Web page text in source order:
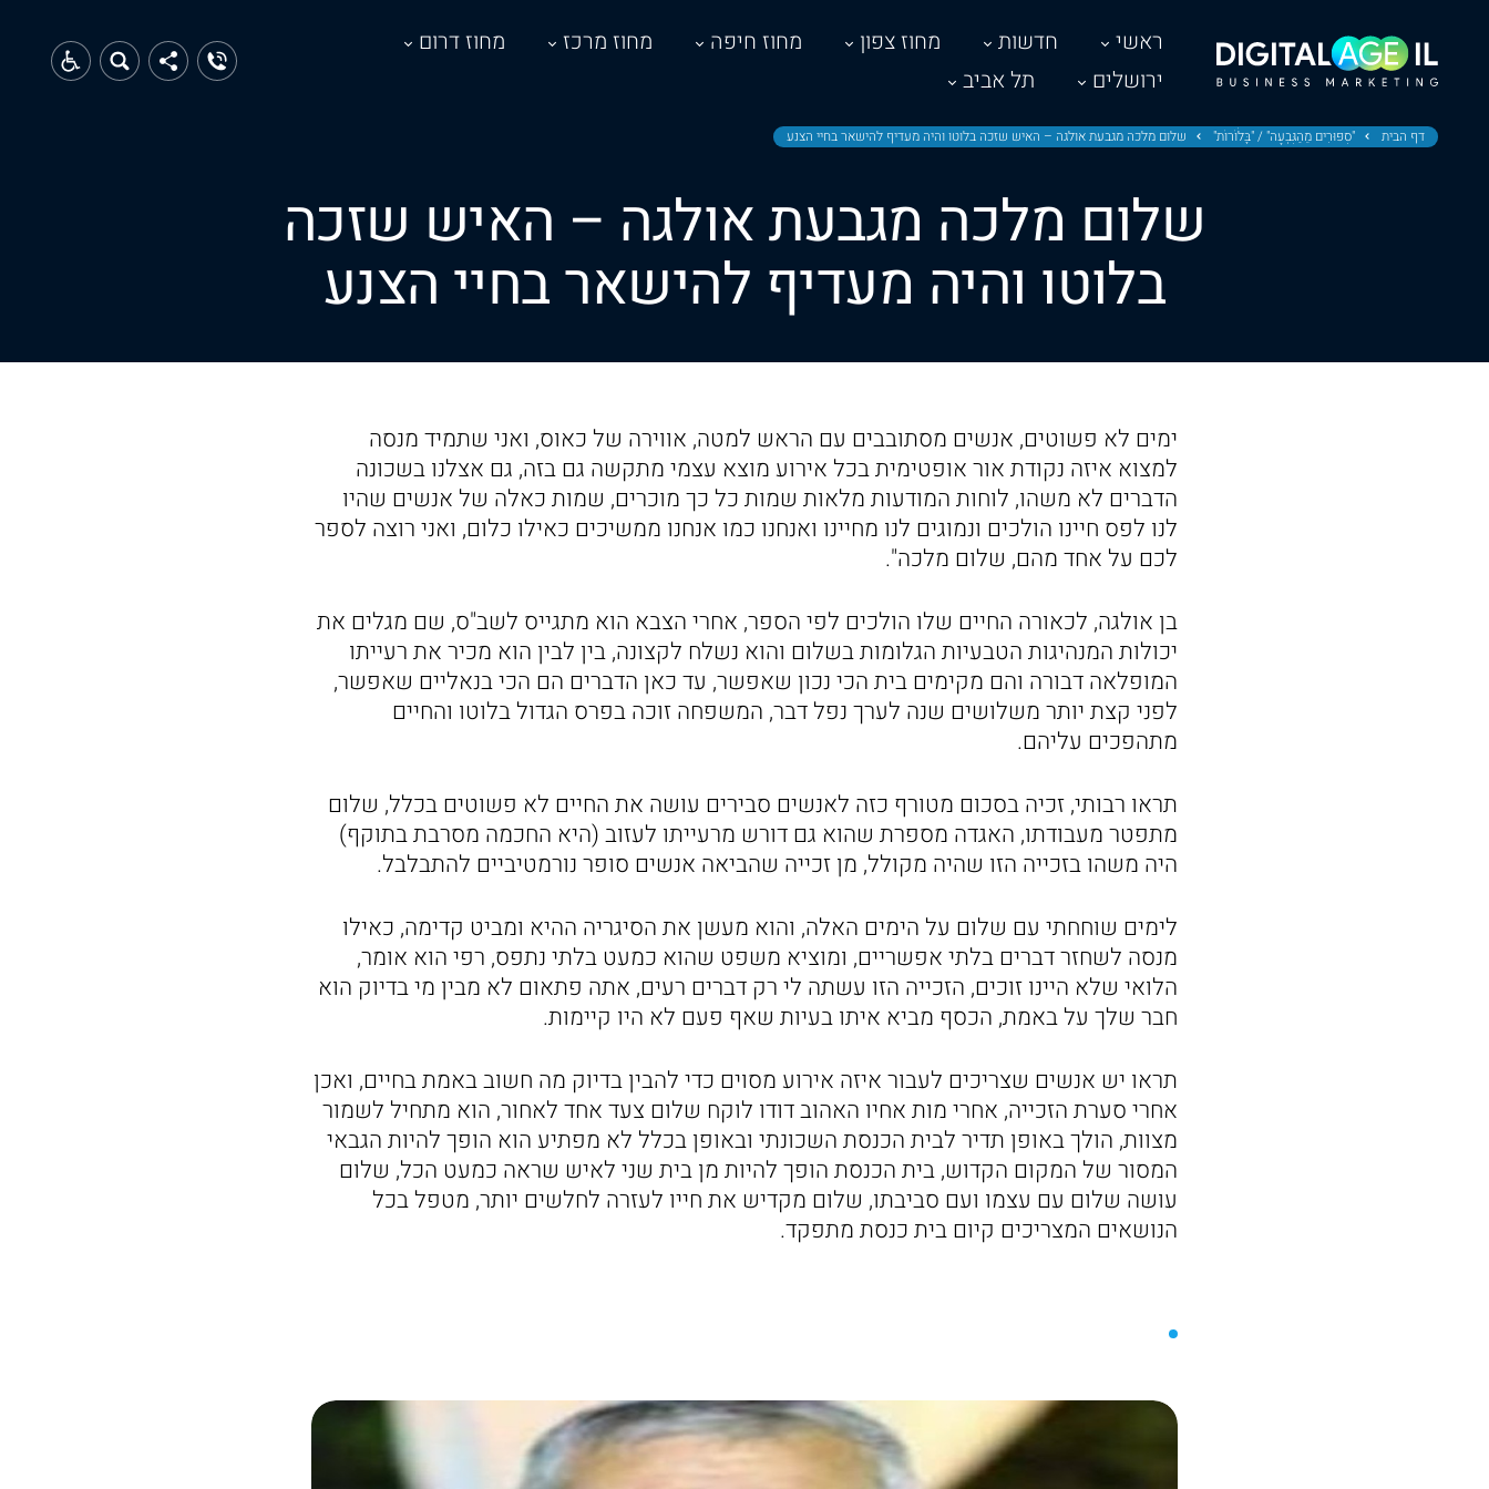
ראשי חדשות מחוז צפון מחוז חיפה מחוז מרכז
מחוז דרום
ירושלים
תל אביב
דף הבית "סִפּוּרִים מֵהַגִּבְעָה" / "בָּלֹוֹרוֹת" שלום מלכה מגבעת אולגה – האיש שזכה בלוטו והיה מעדיף להישאר בחיי הצנע
שלום מלכה מגבעת אולגה – האיש שזכה
בלוטו והיה מעדיף להישאר בחיי הצנע
ימים לא פשוטים, אנשים מסתובבים עם הראש למטה, אווירה של כאוס, ואני שתמיד מנסה
למצוא איזה נקודת אור אופטימית בכל אירוע מוצא עצמי מתקשה גם בזה, גם אצלנו בשכונה
הדברים לא משהו, לוחות המודעות מלאות שמות כל כך מוכרים, שמות כאלה של אנשים שהיו
לנו לפס חיינו הולכים ונמוגים לנו מחיינו ואנחנו כמו אנחנו ממשיכים כאילו כלום, ואני רוצה לספר
לכם על אחד מהם, שלום מלכה".
בן אולגה, לכאורה החיים שלו הולכים לפי הספר, אחרי הצבא הוא מתגייס לשב"ס, שם מגלים את
יכולות המנהיגות הטבעיות הגלומות בשלום והוא נשלח לקצונה, בין לבין הוא מכיר את רעייתו
המופלאה דבורה והם מקימים בית הכי נכון שאפשר, עד כאן הדברים הם הכי בנאליים שאפשר,
לפני קצת יותר משלושים שנה לערך נפל דבר, המשפחה זוכה בפרס הגדול בלוטו והחיים
מתהפכים עליהם.
תראו רבותי, זכיה בסכום מטורף כזה לאנשים סבירים עושה את החיים לא פשוטים בכלל, שלום
מתפטר מעבודתו, האגדה מספרת שהוא גם דורש מרעייתו לעזוב (היא החכמה מסרבת בתוקף)
היה משהו בזכייה הזו שהיה מקולל, מן זכייה שהביאה אנשים סופר נורמטיביים להתבלבל.
לימים שוחחתי עם שלום על הימים האלה, והוא מעשן את הסיגריה ההיא ומביט קדימה, כאילו
מנסה לשחזר דברים בלתי אפשריים, ומוציא משפט שהוא כמעט בלתי נתפס, רפי הוא אומר,
הלואי שלא היינו זוכים, הזכייה הזו עשתה לי רק דברים רעים, אתה פתאום לא מבין מי בדיוק הוא
חבר שלך על באמת, הכסף מביא איתו בעיות שאף פעם לא היו קיימות.
תראו יש אנשים שצריכים לעבור איזה אירוע מסוים כדי להבין בדיוק מה חשוב באמת בחיים, ואכן
אחרי סערת הזכייה, אחרי מות אחיו האהוב דודו לוקח שלום צעד אחד לאחור, הוא מתחיל לשמור
מצוות, הולך באופן תדיר לבית הכנסת השכונתי ובאופן בכלל לא מפתיע הוא הופך להיות הגבאי
המסור של המקום הקדוש, בית הכנסת הופך להיות מן בית שני לאיש שראה כמעט הכל, שלום
עושה שלום עם עצמו ועם סביבתו, שלום מקדיש את חייו לעזרה לחלשים יותר, מטפל בכל
הנושאים המצריכים קיום בית כנסת מתפקד.